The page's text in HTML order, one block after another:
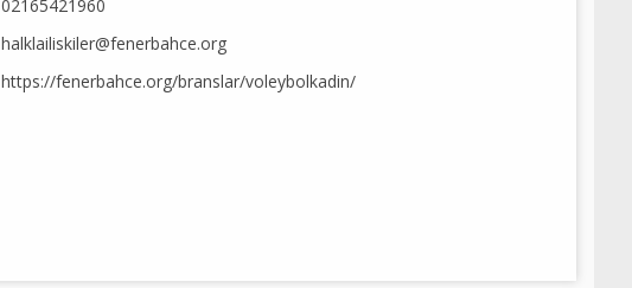
02165421960
halklailiskiler@fenerbahce.org
https://fenerbahce.org/branslar/voleybolkadin/